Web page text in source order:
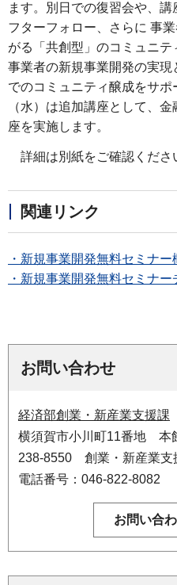
ます。別日での復習会や、
フターフォロー、さらに 事
がる「共創型」のコミュニ
事業者の新規事業開発の実
でのコミュニティ醸成をサポ
（水）は追加講座として、
座を実施します。
詳細は別紙をご確認くださ
関連リンク
・新規事業開発無料セミナー
・新規事業開発無料セミナ
お問い合わせ
経済部創業・新産業支援課
横須賀市小川町11番地 本
238-8550 創業・新産業支
電話番号：046-822-8082